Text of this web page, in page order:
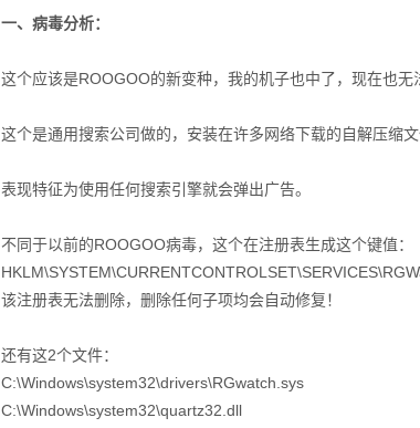
一、病毒分析：
这个应该是ROOGOO的新变种，我的机子也中了，现在也无
这个是通用搜索公司做的，安装在许多网络下载的自解压缩
表现特征为使用任何搜索引擎就会弹出广告。
不同于以前的ROOGOO病毒，这个在注册表生成这个键值：
该注册表无法删除，删除任何子项均会自动修复！
还有这2个文件：
C:\Windows\system32\drivers\RGwatch.sys
C:\Windows\system32\quartz32.dll